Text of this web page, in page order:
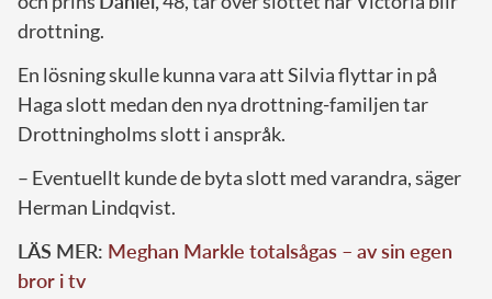
drottning.
En lösning skulle kunna vara att Silvia flyttar in på
Haga slott medan den nya drottning-familjen tar
Drottningholms slott i anspråk.
– Eventuellt kunde de byta slott med varandra, säger
Herman Lindqvist.
LÄS MER: Meghan Markle totalsågas – av sin egen
bror i tv